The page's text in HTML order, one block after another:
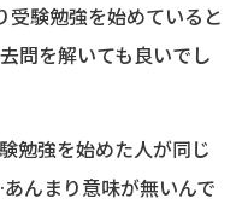
験勉強を始めていると
問を解いても良いでし
勉強を始めた人が同じ
んまり意味が無いんで